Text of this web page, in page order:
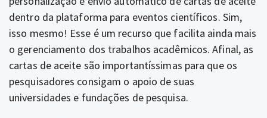
dentro da plataforma para eventos científicos. Sim,
isso mesmo! Esse é um recurso que facilita ainda mais
o gerenciamento dos trabalhos acadêmicos.Afinal, as
cartas de aceite são importantíssimas para que os
pesquisadores consigam o apoio de suas
universidades e fundações de pesquisa.